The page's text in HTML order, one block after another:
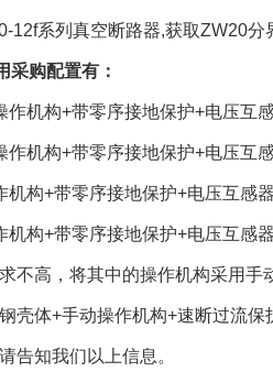
12f系列真空断路器,获取ZW20分
采购配置有：
作机构+带零序接地保护+电压互
作机构+带零序接地保护+电压互
机构+带零序接地保护+电压互感器
机构+带零序接地保护+电压互感器
不高，将其中的操作机构采用手
壳体+手动操作机构+速断过流保
告知我们以上信息。